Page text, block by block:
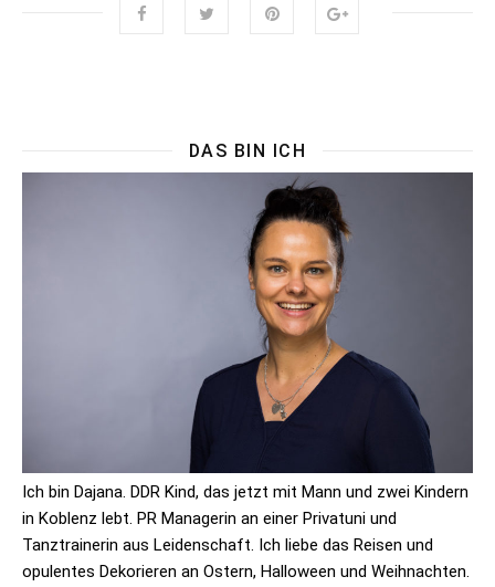
DAS BIN ICH
Ich bin Dajana. DDR Kind, das jetzt mit Mann und zwei Kindern
in Koblenz lebt. PR Managerin an einer Privatuni und
Tanztrainerin aus Leidenschaft. Ich liebe das Reisen und
opulentes Dekorieren an Ostern, Halloween und Weihnachten.